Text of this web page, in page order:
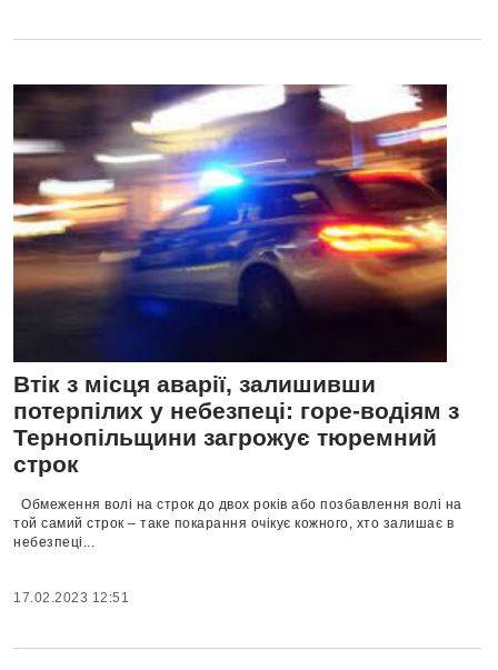
Втік з місця аварії, залишивши
потерпілих у небезпеці: горе-водіям з
Тернопільщини загрожує тюремний
строк
Обмеження волі на строк до двох років або позбавлення волі на
той самий строк – таке покарання очікує кожного, хто залишає в
небезпеці...
17.02.2023 12:51